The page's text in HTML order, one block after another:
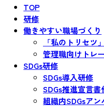
TOP
研修
働きやすい職場づくり
「私のトリセツ
管理職向けトレ
SDGs研修
SDGs導入研修
SDGs推進宣言
組織内SDGsア